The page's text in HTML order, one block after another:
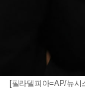
[필라델피아=AP/뉴